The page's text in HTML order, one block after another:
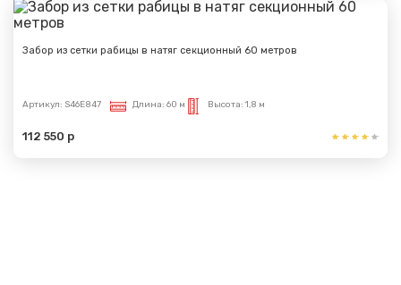
Забор из сетки рабицы в натяг секционный 60 метров
Артикул: S46E847 Длина: 60 м Высота: 1,8 м
112 550 р